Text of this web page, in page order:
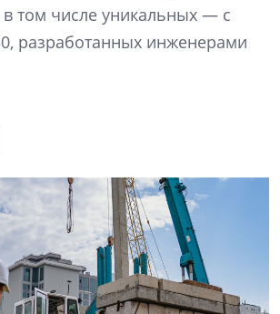
том числе уникальных — с
разработанных инженерами